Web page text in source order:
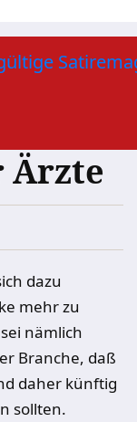
Ärzte
dazu
mehr zu
nämlich
Branche, daß
daher künftig
sollten.